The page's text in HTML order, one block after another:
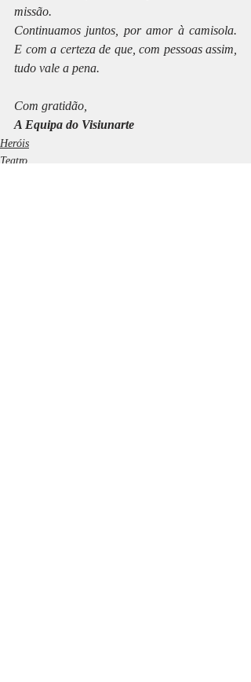
missão.
Continuamos juntos, por amor à camisola.
E com a certeza de que, com pessoas assim,
tudo vale a pena.
Com gratidão,
A Equipa do Visiunarte
Heróis
Teatro